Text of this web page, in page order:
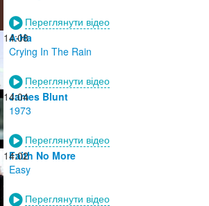
Переглянути відео
14:08
A-Ha
Crying In The Rain
Переглянути відео
14:04
James Blunt
1973
Переглянути відео
14:02
Faith No More
Easy
Переглянути відео